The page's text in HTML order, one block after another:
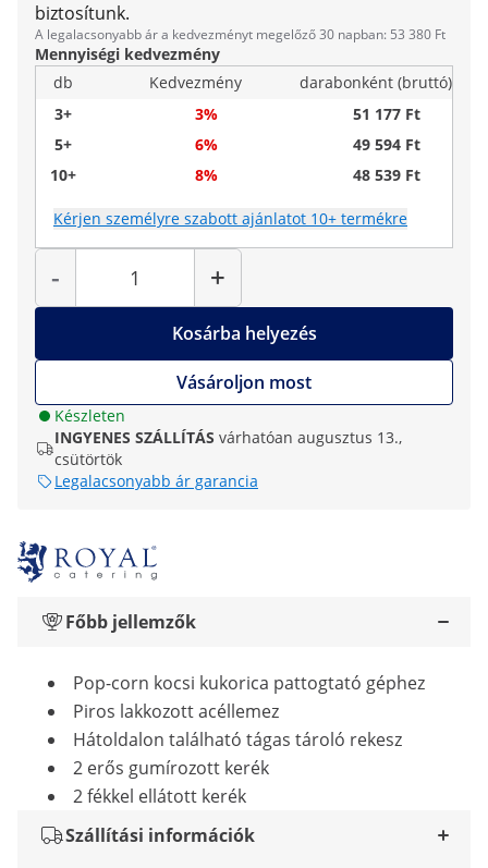
biztosítunk.
A legalacsonyabb ár a kedvezményt megelőző 30 napban: 53 380 Ft
Mennyiségi kedvezmény
db
Kedvezmény
darabonként (bruttó)
3+
3%
51 177 Ft
5+
6%
49 594 Ft
10+
8% 48 539 Ft
Kérjen személyre szabott ajánlatot 10+ termékre
-
Mennyiség
+
Kosárba helyezés
Vásároljon most
Készleten
INGYENES SZÁLLÍTÁS várhatóan augusztus 13.,
csütörtök
Legalacsonyabb ár garancia
Főbb jellemzők
Pop-corn kocsi kukorica pattogtató géphez
Piros lakkozott acéllemez
Hátoldalon található tágas tároló rekesz
2 erős gumírozott kerék
2 fékkel ellátott kerék
Szállítási információk